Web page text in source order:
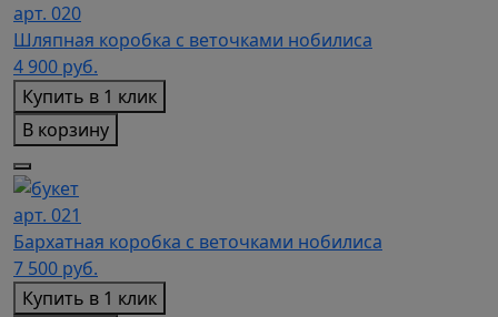
арт. 020
Шляпная коробка с веточками нобилиса
4 900 руб.
Купить в 1 клик
В корзину
арт. 021
Бархатная коробка с веточками нобилиса
7 500 руб.
Купить в 1 клик